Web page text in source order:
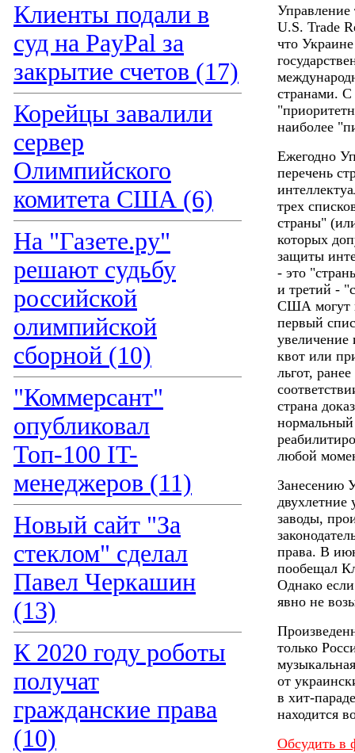
Клиенты подали в
суд на PayPal за
закрытие счетов (17)
Корейцы завалили
сервер
Олимпийского
комитета США (6)
На "Газете.ру"
решают судьбу
российской
олимпийской
сборной (10)
"Коммерсант"
опубликовал
Топ-100 IT-
менеджеров (11)
Новый сайт "За
стеклом" сделал
Павел Черкашин
(13)
К 2020 году роботы
получат
гражданские права
(10)
U.S. Trade
что
странами.
наиболее
Ежегодно
перечень
трех
страны"
которых
защиты
- это
и третий -
США могут
первый
квот или
льгот,
страна
любой
Занесению
двухлетние
заводы,
права. В
пообещал
Однако
явно не
только
от
в хит-
находится
Обсудить в